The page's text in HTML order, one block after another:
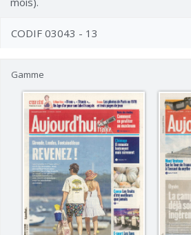
CODIF 03043 - 13
Gamme